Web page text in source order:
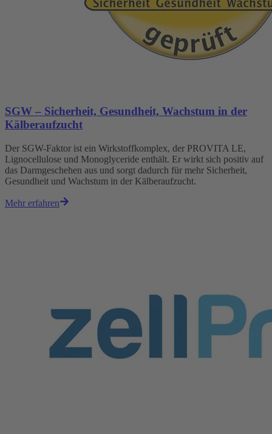
SGW – Sicherheit, Gesundheit, Wachstum in der
Kälberaufzucht
Der SGW-Faktor ist ein Wirkstoffkomplex, der PROVITA LE,
Lignocellulose und Monoglyceride enthält. Er wirkt sich positiv auf
das Darmgeschehen aus und sorgt dadurch für mehr Sicherheit,
Gesundheit und Wachstum in der Kälberaufzucht.
Mehr erfahren